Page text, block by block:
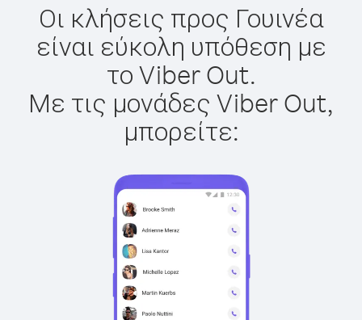
Οι κλήσεις προς Γουινέα
είναι εύκολη υπόθεση με
το Viber Out.
Με τις μονάδες Viber Out,
μπορείτε: